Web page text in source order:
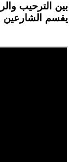
بين الترحيب
يقسم الشارعين